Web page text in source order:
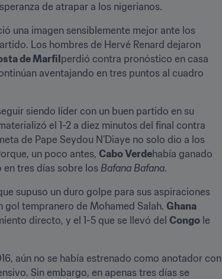
de atrapar a los nigerianos.
Los hombres de Hervé Renard dejaron
de Marfil perdió contra pronóstico en casa
aventajando en tres puntos al cuadro
siendo líder con un buen partido en su
el 1-2 a diez minutos del final contra
de Pape Seydou N’Diaye no solo dio a los
un poco antes, Cabo Verdehabía ganado
en tres días sobre los Bafana Bafana.
supuso un duro golpe para sus aspiraciones
gol tempranero de Mohamed Salah. Ghana
directo, y el 1-5 que se llevó del Congo le
aún no se había estrenado como anotador con
Sin embargo, en apenas tres días se